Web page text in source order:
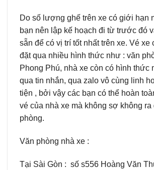
Do số lượng ghế trên xe có giới hạn
bạn nên lập kế hoạch đi từ trước đó
sẵn để có vị trí tốt nhất trên xe. Vé xe
đặt qua nhiều hình thức như : văn
Phong Phú, nhà xe còn có hình thức
qua tin nhắn, qua zalo vô cùng linh
tiện , bởi vậy các bạn có thể hoàn
vé của nhà xe mà không sợ không
phòng.
Văn phòng nhà xe :
Tại Sài Gòn : số s556 Hoàng Văn